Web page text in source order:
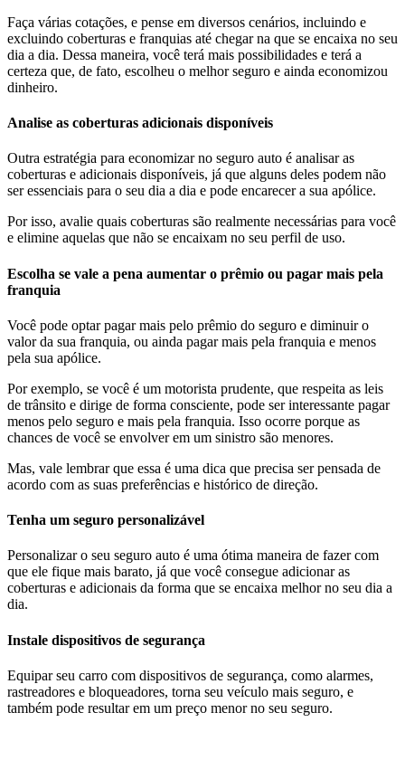
Faça várias cotações, e pense em diversos cenários, incluindo e
excluindo coberturas e franquias até chegar na que se encaixa no seu
dia a dia. Dessa maneira, você terá mais possibilidades e terá a
certeza que, de fato, escolheu o melhor seguro e ainda economizou
dinheiro.
‍Analise as coberturas adicionais disponíveis
Outra estratégia para economizar no seguro auto é analisar as
coberturas e adicionais disponíveis, já que alguns deles podem não
ser essenciais para o seu dia a dia e pode encarecer a sua apólice.
‍Por isso, avalie quais coberturas são realmente necessárias para você
e elimine aquelas que não se encaixam no seu perfil de uso.
Escolha se vale a pena aumentar o prêmio ou pagar mais pela
franquia
Você pode optar pagar mais pelo prêmio do seguro e diminuir o
valor da sua franquia, ou ainda pagar mais pela franquia e menos
pela sua apólice.
Por exemplo, se você é um motorista prudente, que respeita as leis
de trânsito e dirige de forma consciente, pode ser interessante pagar
menos pelo seguro e mais pela franquia. Isso ocorre porque as
chances de você se envolver em um sinistro são menores.
Mas, vale lembrar que essa é uma dica que precisa ser pensada de
acordo com as suas preferências e histórico de direção.
Tenha um seguro personalizável
Personalizar o seu seguro auto é uma ótima maneira de fazer com
que ele fique mais barato, já que você consegue adicionar as
coberturas e adicionais da forma que se encaixa melhor no seu dia a
dia.
Instale dispositivos de segurança
Equipar seu carro com dispositivos de segurança, como alarmes,
rastreadores e bloqueadores, torna seu veículo mais seguro, e
também pode resultar em um preço menor no seu seguro.